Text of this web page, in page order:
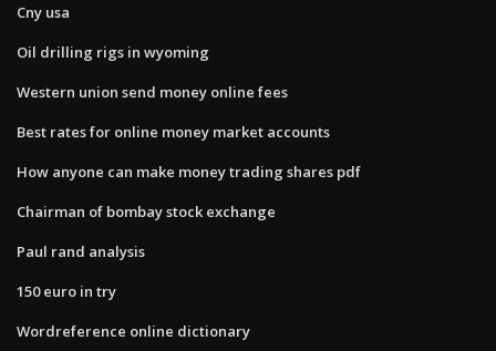
Cny usa
Oil drilling rigs in wyoming
Western union send money online fees
Best rates for online money market accounts
How anyone can make money trading shares pdf
Chairman of bombay stock exchange
Paul rand analysis
150 euro in try
Wordreference online dictionary